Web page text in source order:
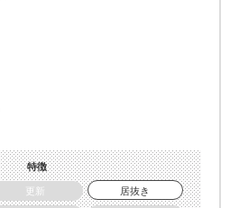
特徴
更新
居抜き